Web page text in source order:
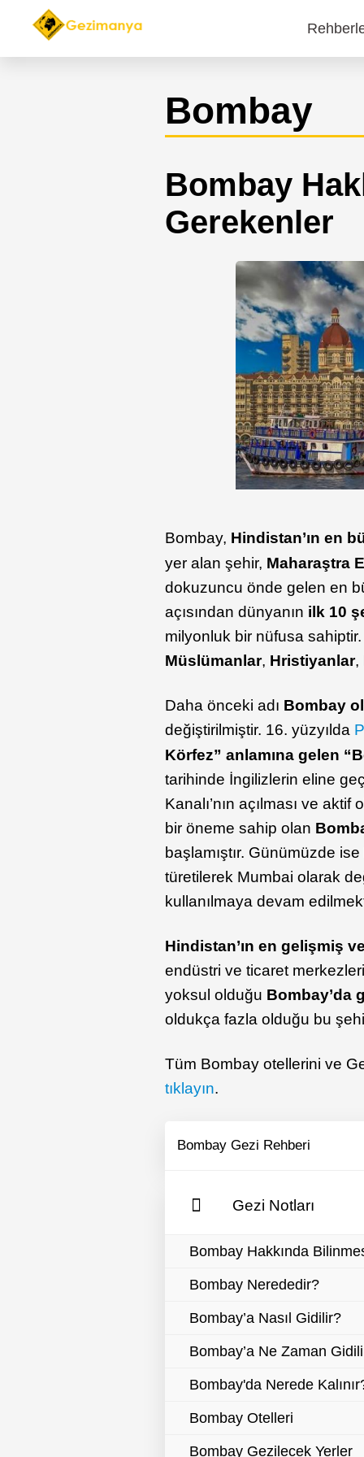
Main
Bombay
Bombay
Gerekenler
Bombay, Hindistan’ın en
yer alan şehir, Maharaştra
dokuzuncu önde gelen en
açısından dünyanın ilk 10
milyonluk bir nüfusa
Müslümanlar, Hristiyanlar,
Daha önceki adı Bombay
değiştirilmiştir. 16. yüzyılda
Körfez” anlamına gelen
tarihinde İngilizlerin eline
Kanalı’nın açılması ve
bir öneme sahip olan
başlamıştır. Günümüzde ise
türetilerek Mumbai olarak
kullanılmaya devam
Hindistan’ın en gelişmiş
endüstri ve ticaret
yoksul olduğu Bombay’da
oldukça fazla olduğu bu
Tüm Bombay otellerini ve
tıklayın.
Bombay Gezi Rehberi
Gezi Notları
Bombay Hakkında
Bombay Nerededir?
Bombay’a Nasıl Gidilir?
Bombay’a Ne Zaman
Bombay'da Nerede
Bombay Otelleri
Bombay Gezilecek Yerler